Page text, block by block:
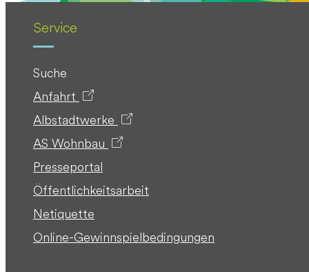
Service
Suche
Anfahrt
Albstadtwerke
AS Wohnbau
Presseportal
Öffentlichkeitsarbeit
Netiquette
Online-Gewinnspielbedingungen